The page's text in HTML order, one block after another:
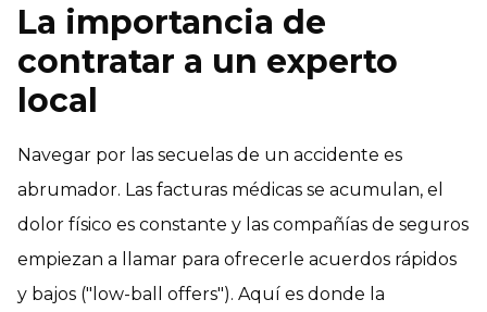
La importancia de
contratar a un experto
local
Navegar por las secuelas de un accidente es
abrumador. Las facturas médicas se acumulan, el
dolor físico es constante y las compañías de seguros
empiezan a llamar para ofrecerle acuerdos rápidos
y bajos ("low-ball offers"). Aquí es donde la